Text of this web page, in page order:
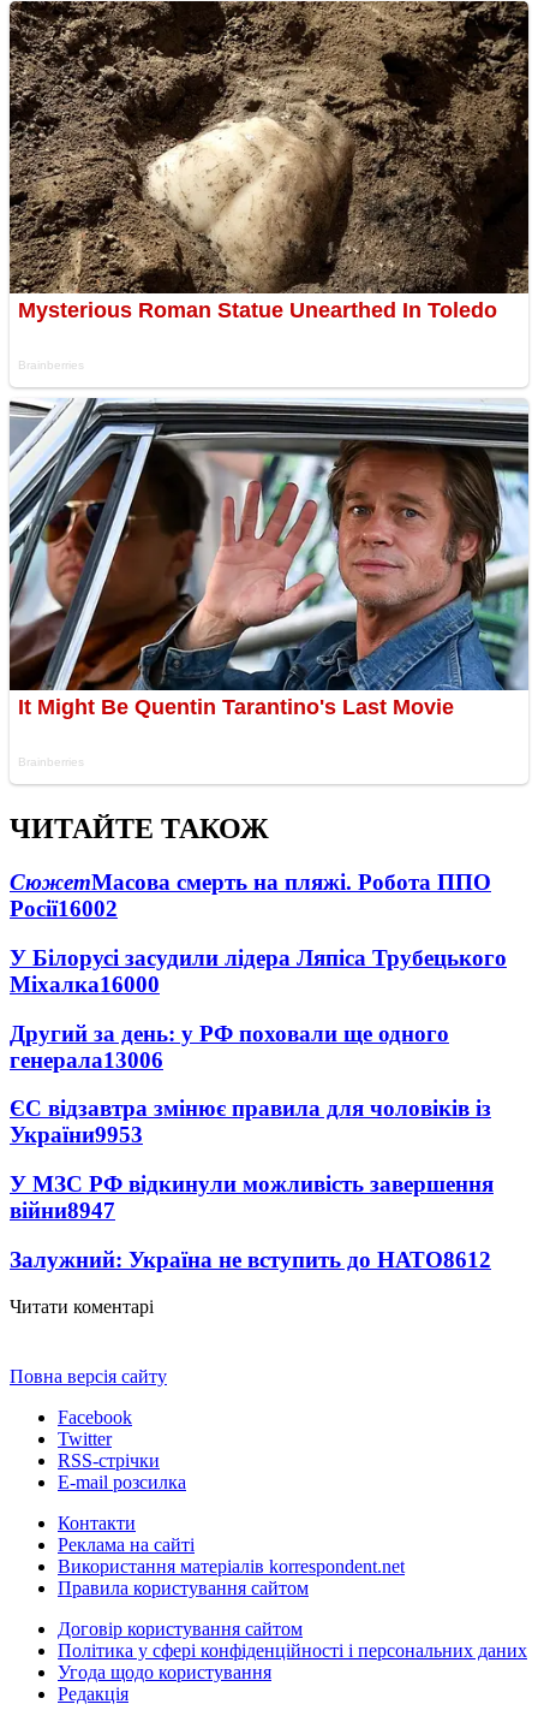
ЧИТАЙТЕ ТАКОЖ
СюжетМасова смерть на пляжі. Робота ППО
Росії16002
У Білорусі засудили лідера Ляпіса Трубецького
Міхалка16000
Другий за день: у РФ поховали ще одного
генерала13006
ЄС відзавтра змінює правила для чоловіків із
України9953
У МЗС РФ відкинули можливість завершення
війни8947
Залужний: Україна не вступить до НАТО8612
Читати коментарі
Повна версія сайту
Facebook
Twitter
RSS-стрічки
E-mail розсилка
Контакти
Реклама на сайті
Використання матеріалів korrespondent.net
Правила користування сайтом
Договір користування сайтом
Політика у сфері конфіденційності і персональних даних
Угода щодо користування
Редакція